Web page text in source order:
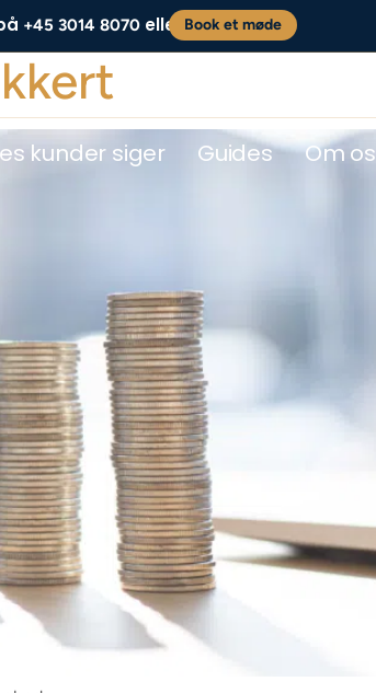
+45 3014 8070eller Book et møde
kunder siger Guides Om os